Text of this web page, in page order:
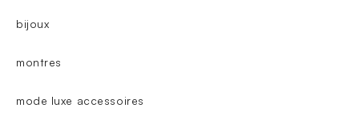
bijoux
montres
mode luxe accessoires